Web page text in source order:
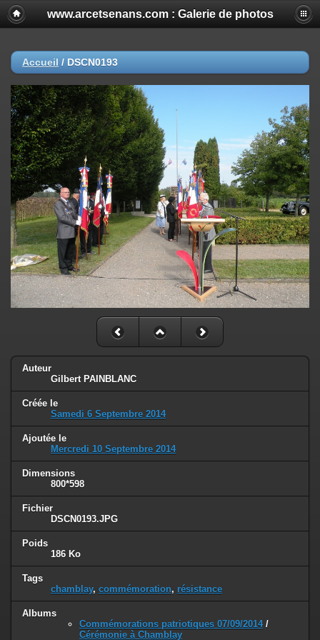
www.arcetsenans.com : Galerie de photos
Accueil / DSCN0193
Auteur
Gilbert PAINBLANC
Créée le
Samedi 6 Septembre 2014
Ajoutée le
Mercredi 10 Septembre 2014
Dimensions
800*598
Fichier
DSCN0193.JPG
Poids
186 Ko
Tags
chamblay, commémoration, résistance
Albums
Commémorations patriotiques 07/09/2014/
Cérémonie à Chamblay